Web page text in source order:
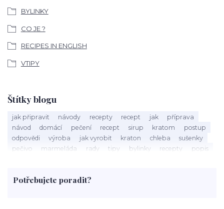
BYLINKY
CO JE ?
RECIPES IN ENGLISH
VTIPY
Štítky blogu
jak připravit návody recepty recept jak
příprava
návod
domácí pečení recept sirup kratom
postup
odpovědi
výroba jak vyrobit kraton chleba
sušenky
pečivo
marmeláda rady tipy bylinky recepty
popis
rohlíky
grilování čaj
Potřebujete poradit?